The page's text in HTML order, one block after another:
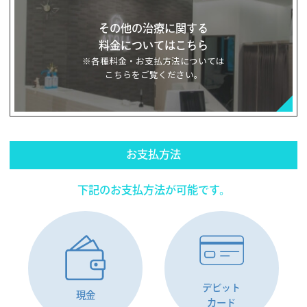
その他の治療に関する
料金についてはこちら
※各種料金・お支払方法については
こちらをご覧ください。
お支払方法
下記のお支払方法が可能です。
現金
デビット
カード